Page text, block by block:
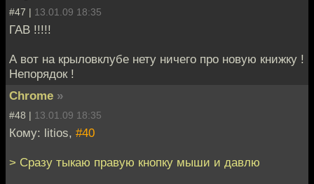
#47 | 13.01.09 18:35
ГАВ !!!!!
А вот на крыловклубе нету ничего про новую книжку !
Непорядок !
Chrome »
#48 | 13.01.09 18:35
Кому: litios, #40
> Сразу тыкаю правую кнопку мыши и давлю